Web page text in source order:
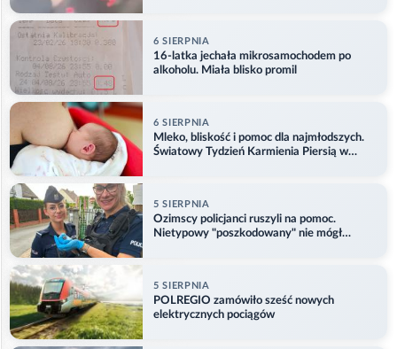
6 SIERPNIA
16-latka jechała mikrosamochodem po
alkoholu. Miała blisko promil
6 SIERPNIA
Mleko, bliskość i pomoc dla najmłodszych.
Światowy Tydzień Karmienia Piersią w
5 SIERPNIA
Ozimscy policjanci ruszyli na pomoc.
Nietypowy "poszkodowany" nie mógł
5 SIERPNIA
POLREGIO zamówiło sześć nowych
elektrycznych pociągów